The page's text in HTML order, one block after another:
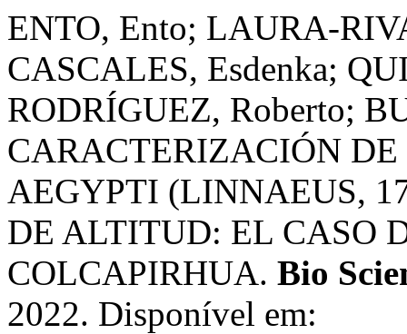
ENTO, Ento; LAURA-
CASCALES, Esdenka;
RODRÍGUEZ, Roberto;
CARACTERIZACIÓN
AEGYPTI (LINNAEUS,
DE ALTITUD: EL CASO
COLCAPIRHUA. Bio
2022. Disponível em: